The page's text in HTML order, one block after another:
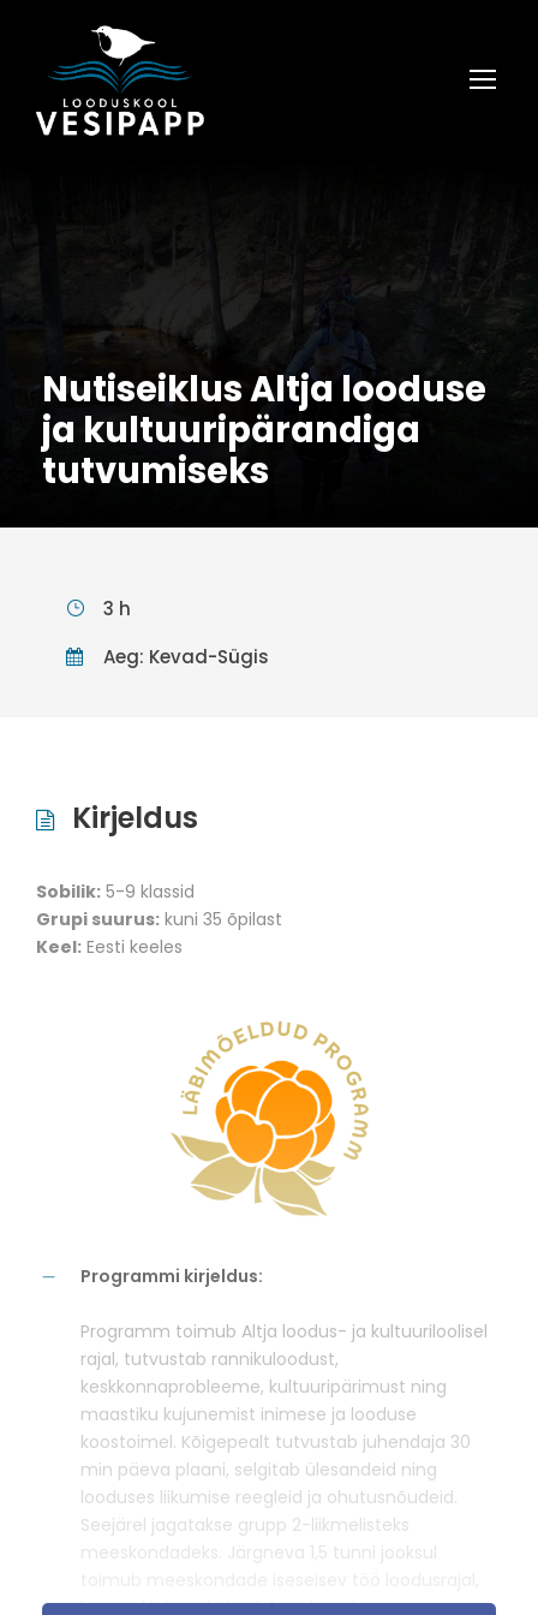
Nutiseiklus Altja looduse
ja kultuuripärandiga
tutvumiseks
3 h
Aeg: Kevad-Sügis
Kirjeldus
Sobilik: 5-9 klassid
Grupi suurus: kuni 35 õpilast
Keel: Eesti keeles
Programmi kirjeldus:
Programm toimub Altja loodus- ja kultuuriloolisel
rajal, tutvustab rannikuloodust,
keskkonnaprobleeme, kultuuripärimust ning
maastiku kujunemist inimese ja looduse
koostoimel. Kõigepealt tutvustab juhendaja 30
min päeva plaani, selgitab ülesandeid ning
looduses liikumise reegleid ja ohutusnõudeid.
Seejärel jagatakse grupp 2-liikmelisteks
meeskondadeks. Järgneva 1,5 tunni jooksul
kus nad leiavad ning lahendavad oma